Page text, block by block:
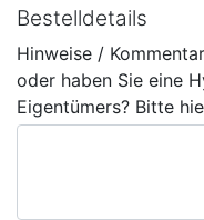
Bestelldetails
Hinweise /
oder haben Sie eine
Eigentümers? Bitte